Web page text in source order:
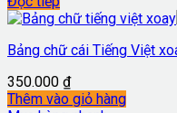
Bảng chữ cái Tiếng Việt
350.000 ₫
Thêm vào giỏ hàng